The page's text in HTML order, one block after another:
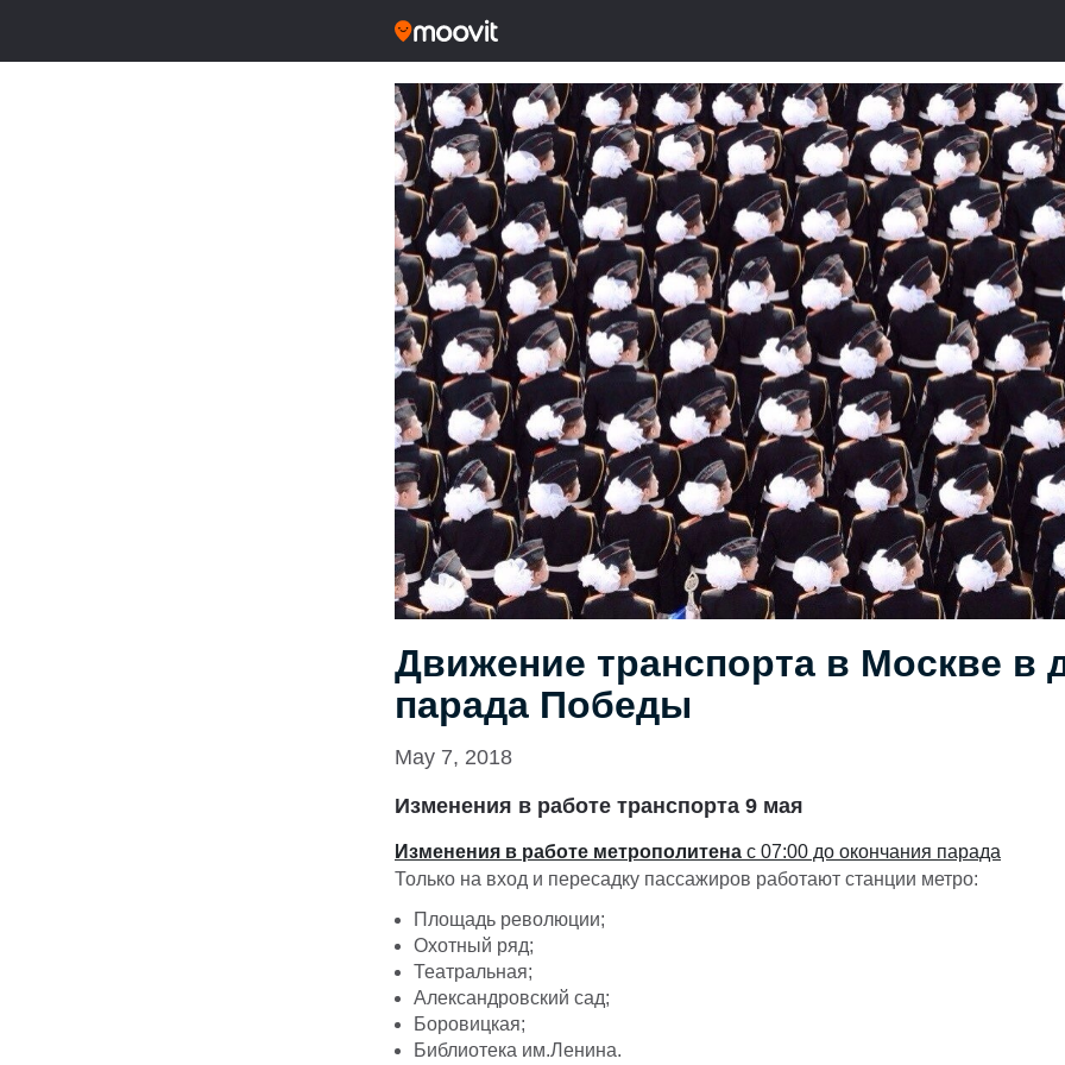
Движение транспорта в Москве в
парада Победы
May 7, 2018
Изменения в работе транспорта 9 мая
Изменения в работе метрополитена c 07:00 до окончания парада
Только на вход и пересадку пассажиров работают станции метро:
Площадь революции;
Охотный ряд;
Театральная;
Александровский сад;
Боровицкая;
Библиотека им.Ленина.